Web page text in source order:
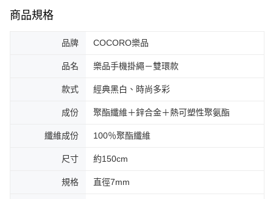
商品規格
品牌 COCORO樂品
品名 樂品手機掛繩－雙環款
款式 經典黑白、時尚多彩
成份 聚酯纖維＋鋅合金＋熱可塑性聚氨酯
纖維成份 100％聚酯纖維
尺寸 約150cm
規格 直徑7mm